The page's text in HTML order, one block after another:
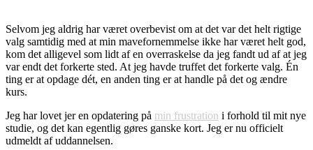
Selvom jeg aldrig har været overbevist om at det var det helt rigtige
valg samtidig med at min mavefornemmelse ikke har været helt god,
kom det alligevel som lidt af en overraskelse da jeg fandt ud af at jeg
var endt det forkerte sted. At jeg havde truffet det forkerte valg. Én
ting er at opdage dét, en anden ting er at handle på det og ændre
kurs.
Jeg har lovet jer en opdatering på min frustration i forhold til mit nye
studie, og det kan egentlig gøres ganske kort. Jeg er nu officielt
udmeldt af uddannelsen.